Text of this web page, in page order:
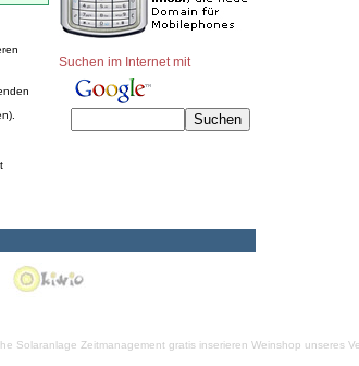
Suchen im Internet mit
Solaranlage Zeitmanagement gratis inserieren Weinshop unseres